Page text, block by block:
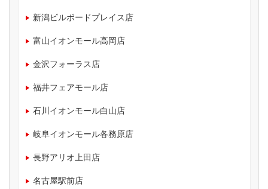
新潟ビルボードプレイス店
富山イオンモール高岡店
金沢フォーラス店
福井フェアモール店
石川イオンモール白山店
岐阜イオンモール各務原店
長野アリオ上田店
名古屋駅前店